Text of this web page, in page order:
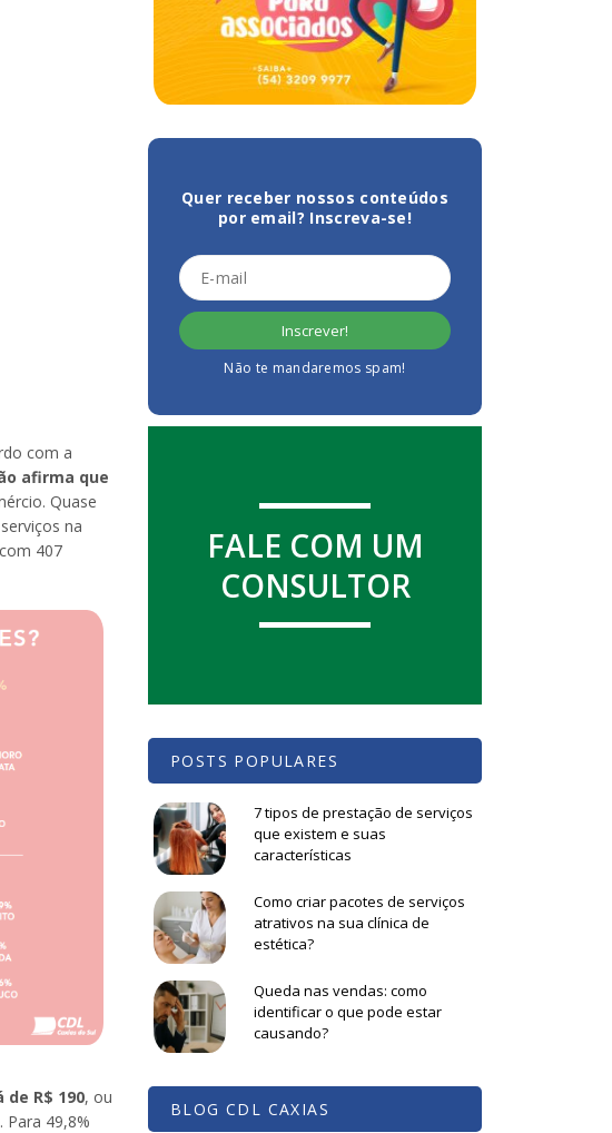
com a
afirma que
Quase
na
407
R$ 190, ou
49,8%
Quer receber nossos conteúdos
por email? Inscreva-se!
Não te mandaremos spam!
FALE COM UM
CONSULTOR
POSTS POPULARES
7 tipos de prestação de serviços
que existem e suas
características
Como criar pacotes de serviços
atrativos na sua clínica de
estética?
Queda nas vendas: como
identificar o que pode estar
causando?
BLOG CDL CAXIAS